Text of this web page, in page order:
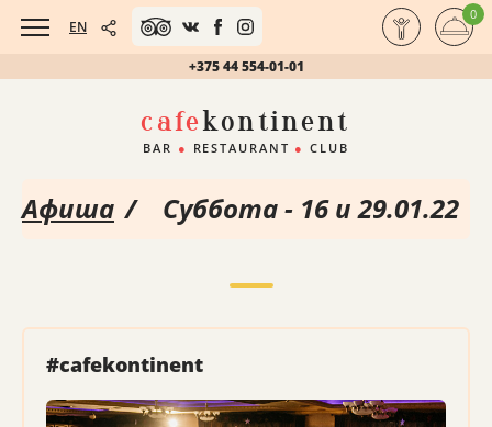
EN
+375 44 554-01-01
0
cafekontinent
BAR ● RESTAURANT ● CLUB
Афиша / Суббота - 16 и 29.01.22
#cafekontinent